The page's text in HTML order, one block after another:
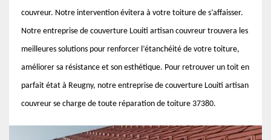
couvreur. Notre intervention évitera à votre toiture de s’affaisser.
Notre entreprise de couverture Louiti artisan couvreur trouvera les
meilleures solutions pour renforcer l’étanchéité de votre toiture,
améliorer sa résistance et son esthétique. Pour retrouver un toit en
parfait état à Reugny, notre entreprise de couverture Louiti artisan
couvreur se charge de toute réparation de toiture 37380.